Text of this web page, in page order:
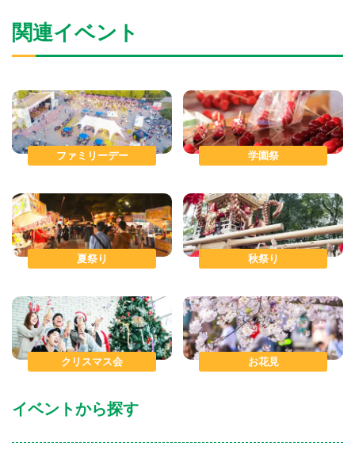
イベントから探す
関連イベント
ファミリーデー 学園祭
夏祭り 秋祭り
クリスマス会 お花見